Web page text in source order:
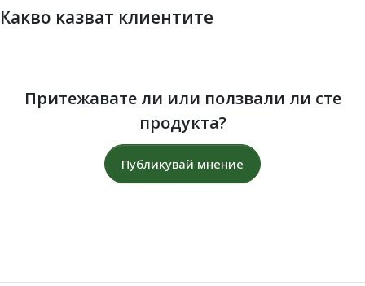
Какво казват клиентите
Притежавате ли или ползвали ли сте
продукта?
Публикувай мнение